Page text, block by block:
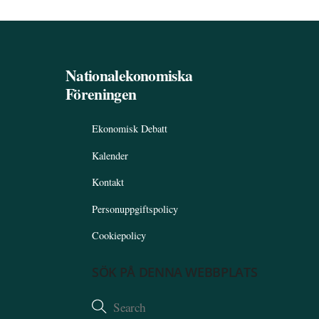
Nationalekonomiska
Föreningen
Ekonomisk Debatt
Kalender
Kontakt
Personuppgiftspolicy
Cookiepolicy
SÖK PÅ DENNA WEBBPLATS